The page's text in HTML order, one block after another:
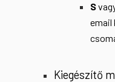
S
email
Kiegészítő